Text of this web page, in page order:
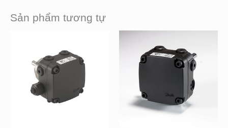
Sản phẩm tương tự